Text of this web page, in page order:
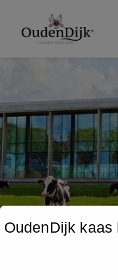
Auteur:
Danielle
OudenDijk